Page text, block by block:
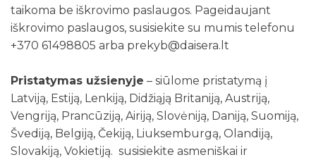
taikoma be iškrovimo paslaugos. Pageidaujant
iškrovimo paslaugos, susisiekite su mumis telefonu
+370 61498805 arba prekyb@daisera.lt
Pristatymas užsienyje – siūlome pristatymą į
Latviją, Estiją, Lenkiją, Didžiąją Britaniją, Austriją,
Vengriją, Prancūziją, Airiją, Slovėniją, Daniją, Suomiją,
Švediją, Belgiją, Čekiją, Liuksemburgą, Olandiją,
Slovakiją, Vokietiją. susisiekite asmeniškai ir